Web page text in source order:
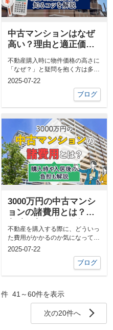
中古マンションはなぜ
高い？理由と適正価格
を知るコツを解説
不動産購入時に物件価格の高さに
「なぜ？」と疑問を抱く方は多い
でしょう。そのためには信頼でき
2025-07-22
ブログ
3000万円の中古マンシ
ョンの諸費用とは？購
解説
不動産を購入する際に、どういっ
た費用がかかるのか気になってい
る方は多いでしょう。不動産の売
2025-07-22
ブログ
件 41～60件を表示
次の20件へ